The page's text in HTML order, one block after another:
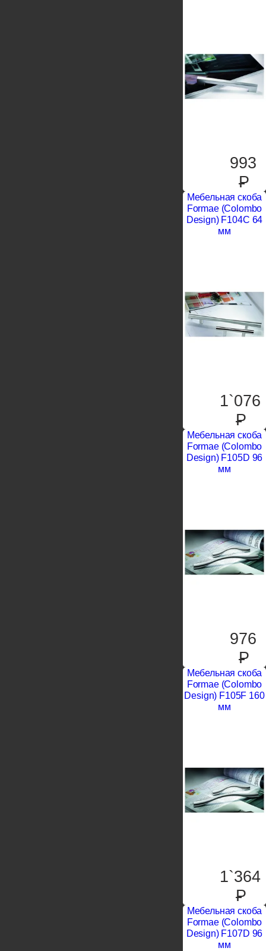
993
P
Мебельная скоба
Formae (Colombo
Design) F104C 64
мм
1`076
P
Мебельная скоба
Formae (Colombo
Design) F105D 96
мм
976
P
Мебельная скоба
Formae (Colombo
Design) F105F 160
мм
1`364
P
Мебельная скоба
Formae (Colombo
Design) F107D 96
мм